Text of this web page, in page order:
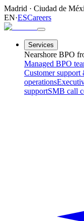
Madrid · Ciudad de
EN·ESCareers
Services
Nearshore BPO
Managed BPO
Customer
operations
supportSMB call